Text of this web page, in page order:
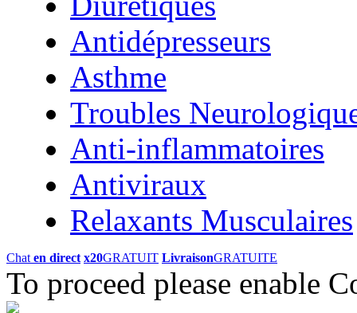
Antidépresseurs
Asthme
Troubles
Anti-inflammatoires
Antiviraux
Relaxants Musculaires
Chat en direct x20GRATUIT LivraisonGRATUITE
To proceed please enable